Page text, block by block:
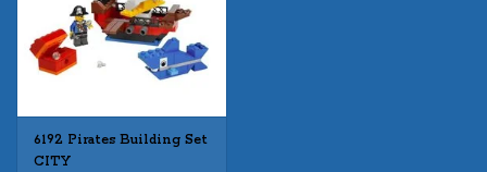
6192 Pirates Building Set
CITY